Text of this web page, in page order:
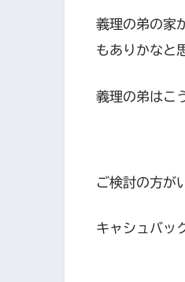
義理の弟の家
もありかなと
義理の弟はこ
ご検討の方が
キャシュバッ